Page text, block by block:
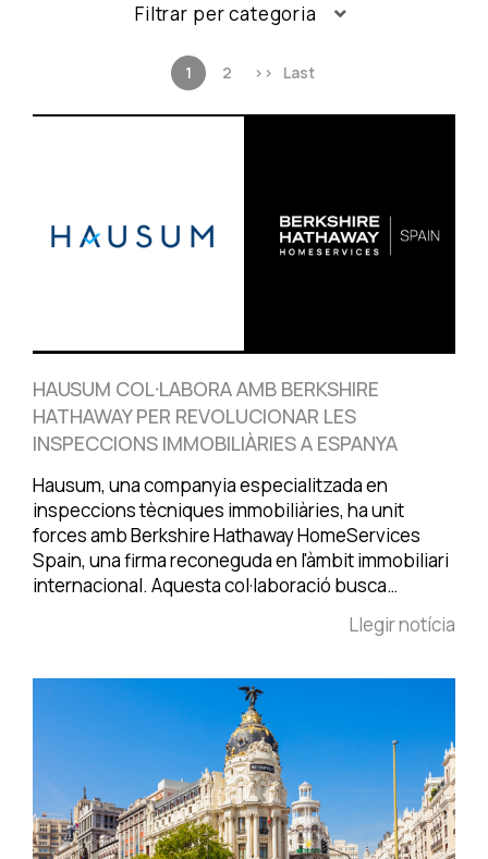
Filtrar per categoria
1 2 >> Last
HAUSUM COL·LABORA AMB BERKSHIRE
HATHAWAY PER REVOLUCIONAR LES
INSPECCIONS IMMOBILIÀRIES A ESPANYA
Hausum, una companyia especialitzada en
inspeccions tècniques immobiliàries, ha unit
forces amb Berkshire Hathaway HomeServices
Spain, una firma reconeguda en l'àmbit immobiliari
internacional. Aquesta col·laboració busca…
Llegir notícia